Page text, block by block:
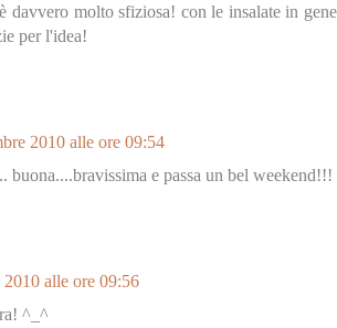
davvero molto sfiziosa! con le insalate in
per l'idea!
2010 alle ore 09:54
buona....bravissima e passa un bel weekend!!!
2010 alle ore 09:56
^_^